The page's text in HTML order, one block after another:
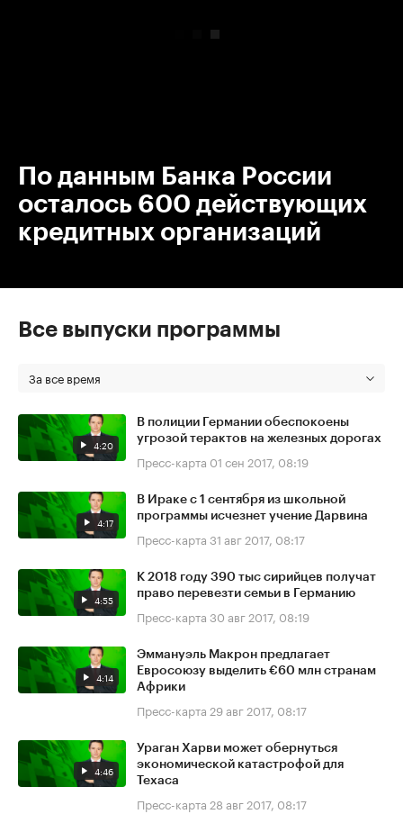
По данным Банка России
осталось 600 действующих
кредитных организаций
Все выпуски программы
За все время
4:20
В полиции Германии обеспокоены
угрозой терактов на железных дорогах
Пресс-карта 01 сен 2017, 08:19
4:17
В Ираке с 1 сентября из школьной
программы исчезнет учение Дарвина
Пресс-карта 31 авг 2017, 08:17
4:55
К 2018 году 390 тыс сирийцев получат
право перевезти семьи в Германию
Пресс-карта 30 авг 2017, 08:19
4:14
Эммануэль Макрон предлагает
Евросоюзу выделить €60 млн странам
Африки
Пресс-карта 29 авг 2017, 08:17
4:46
Ураган Харви может обернуться
экономической катастрофой для
Техаса
Пресс-карта 28 авг 2017, 08:17